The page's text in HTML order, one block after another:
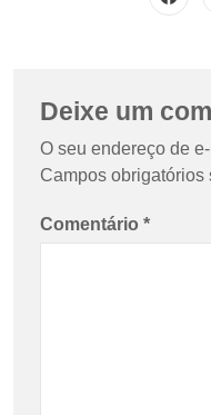
Deixe um
O seu endereço de
Campos obrigatórios
Comentário *